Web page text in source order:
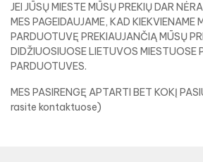
JEI JŪSŲ MIESTE MŪSŲ PREKIŲ DAR
MES PAGEIDAUJAME, KAD KIEKVIENAME
PARDUOTUVĘ PREKIAUJANČIĄ MŪSŲ
DIDŽIUOSIUOSE LIETUVOS MIESTUOSE
PARDUOTUVES.
MES PASIRENGĘ APTARTI BET KOKĮ
rasite kontaktuose)